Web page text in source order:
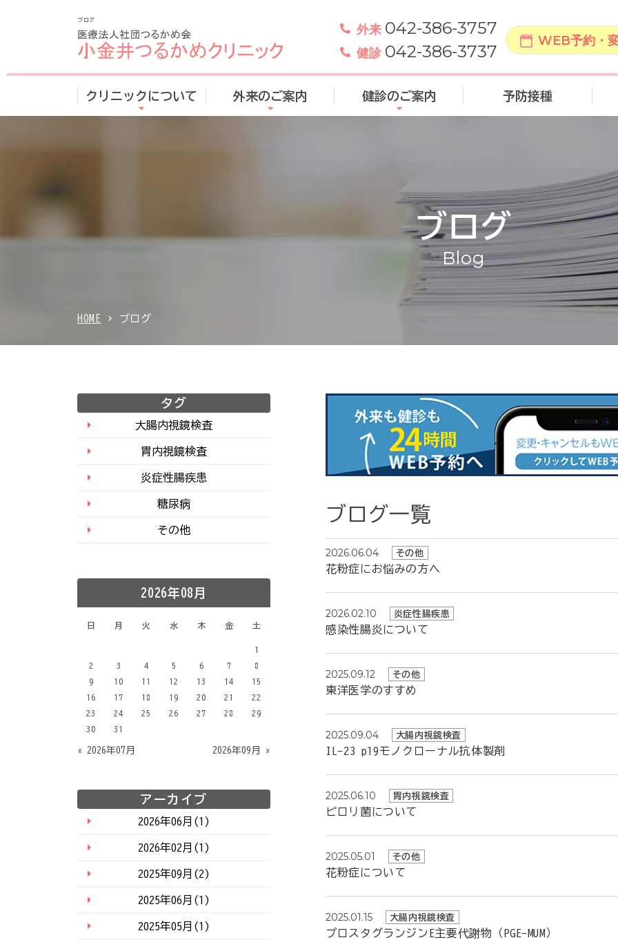
ブログ
外来 042-386-3757
健診 042-386-3737
WEB予約・
クリニックについて 外来のご案内 健診のご案内 予防接種
ブログ
Blog
HOME ブログ
ブログ一覧
2026.06.04 その他
花粉症にお悩みの方へ
2026.02.10 炎症性腸疾患
感染性腸炎について
2025.09.12 その他
東洋医学のすすめ
2025.09.04 大腸内視鏡検査
IL-23 p19モノクローナル抗体製剤
2025.06.10 胃内視鏡検査
ピロリ菌について
2025.05.01 その他
花粉症について
2025.01.15 大腸内視鏡検査
プロスタグランジンE主要代謝物（PGE-MUM）
タグ
大腸内視鏡検査
胃内視鏡検査
炎症性腸疾患
糖尿病
その他
2026年08月
日 月 火 水 木 金 土
« 2026年07月 2026年09月 »
1
2
3 4 5 6 7
8
9
10 11 12 13 14
15
16
17 18 19 20 21
22
23
24 25 26 27 28
29
30
31
アーカイブ
2026年06月(1)
2026年02月(1)
2025年09月(2)
2025年06月(1)
2025年05月(1)